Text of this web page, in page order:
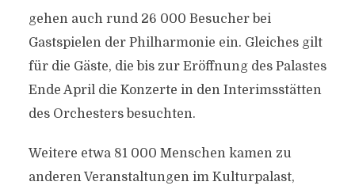
gehen auch rund 26 000 Besucher bei
Gastspielen der Philharmonie ein. Gleiches gilt
für die Gäste, die bis zur Eröffnung des Palastes
Ende April die Konzerte in den Interimsstätten
des Orchesters besuchten.
Weitere etwa 81 000 Menschen kamen zu
anderen Veranstaltungen im Kulturpalast,